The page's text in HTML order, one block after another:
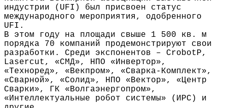
индустрии (UFI) был присвоен статус
международного мероприятия, одобренного
UFI.
В этом году на площади свыше 1 500 кв. м
порядка 70 компаний продемонстрируют свои
разработки. Среди экспонентов – CrobotP,
Lasercut, «СМД», НПО «Инвертор»,
«Техноред», «Векпром», «Сварка-Комплект»,
«Сварной», «Солид», НПО «Вектор», «Центр
Сварки», ГК «Волгаэнергопром»,
«Интеллектуальные робот системы» (ИРС) и